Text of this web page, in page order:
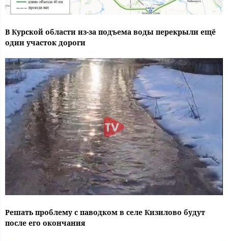
В Курской области из-за подъема воды перекрыли ещё
один участок дороги
Решать проблему с паводком в селе Кизилово будут
после его окончания